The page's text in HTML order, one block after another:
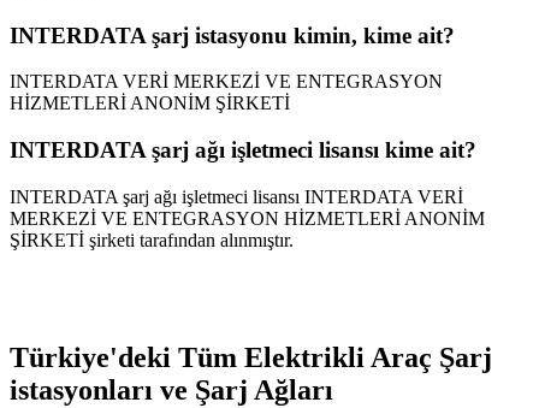
INTERDATA şarj istasyonu kimin, kime ait?
INTERDATA VERİ MERKEZİ VE ENTEGRASYON
HİZMETLERİ ANONİM ŞİRKETİ
INTERDATA şarj ağı işletmeci lisansı kime ait?
INTERDATA şarj ağı işletmeci lisansı INTERDATA VERİ
MERKEZİ VE ENTEGRASYON HİZMETLERİ ANONİM
ŞİRKETİ şirketi tarafından alınmıştır.
Türkiye'deki Tüm Elektrikli Araç Şarj
istasyonları ve Şarj Ağları